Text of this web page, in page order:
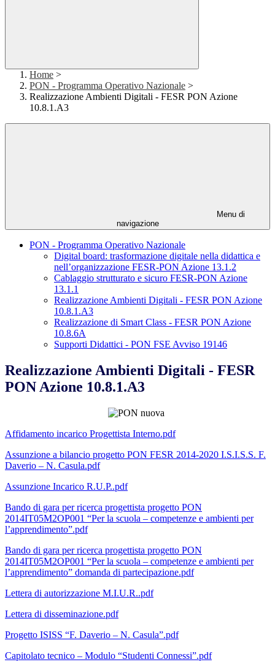
Home >
PON - Programma Operativo Nazionale >
Realizzazione Ambienti Digitali - FESR PON Azione
10.8.1.A3
Menu di
navigazione
PON - Programma Operativo Nazionale
Digital board: trasformazione digitale nella didattica e
nell’organizzazione FESR-PON Azione 13.1.2
Cablaggio strutturato e sicuro FESR-PON Azione
13.1.1
Realizzazione Ambienti Digitali - FESR PON Azione
10.8.1.A3
Realizzazione di Smart Class - FESR PON Azione
10.8.6A
Supporti Didattici - PON FSE Avviso 19146
Realizzazione Ambienti Digitali - FESR
PON Azione 10.8.1.A3
Affidamento incarico Progettista Interno.pdf
Assunzione a bilancio progetto PON FESR 2014-2020 I.S.I.S.S. F.
Daverio – N. Casula.pdf
Assunzione Incarico R.U.P..pdf
Bando di gara per ricerca progettista progetto PON
2014IT05M2OP001 “Per la scuola – competenze e ambienti per
l’apprendimento”.pdf
Bando di gara per ricerca progettista progetto PON
2014IT05M2OP001 “Per la scuola – competenze e ambienti per
l’apprendimento” domanda di partecipazione.pdf
Lettera di autorizzazione M.I.U.R..pdf
Lettera di disseminazione.pdf
Progetto ISISS “F. Daverio – N. Casula”.pdf
Capitolato tecnico – Modulo “Studenti Connessi”.pdf